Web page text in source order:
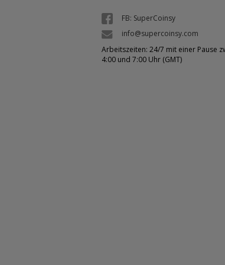
FB: SuperCoinsy
info@supercoinsy.com
Arbeitszeiten: 24/7 mit einer Pause
4:00 und 7:00 Uhr (GMT)